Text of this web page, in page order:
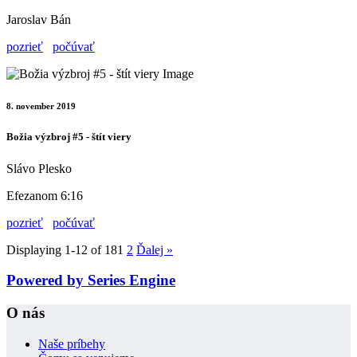
Jaroslav Bán
pozrieť
počúvať
8. november 2019
Božia výzbroj #5 - štít viery
Slávo Plesko
Efezanom 6:16
pozrieť
počúvať
Displaying 1-12 of 181 2 Ďalej »
Powered by Series Engine
O nás
Naše príbehy